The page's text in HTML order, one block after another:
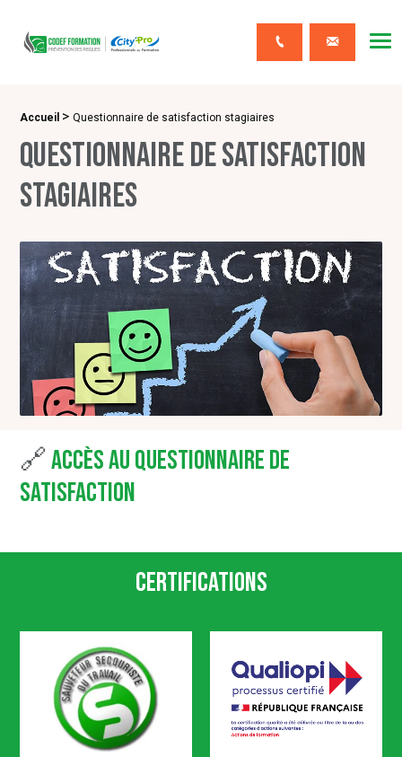
Contact
Fil d'Ariane :
Accueil > Questionnaire de satisfaction stagiaires
Questionnaire de satisfaction
stagiaires
🔗Accès au questionnaire de
satisfaction
Certifications